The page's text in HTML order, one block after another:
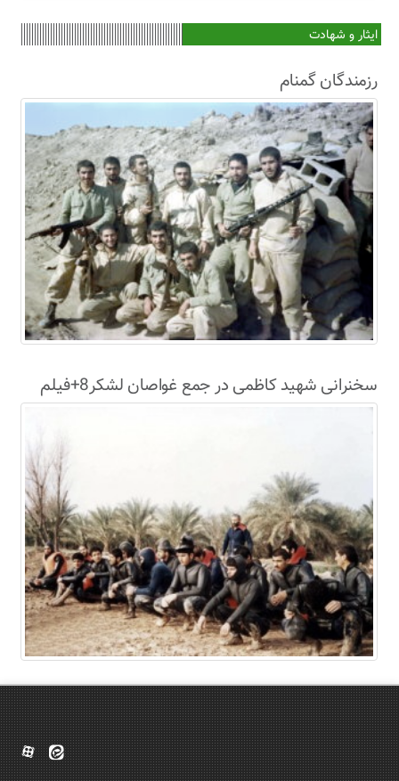
ایثار و شهادت
رزمندگان گمنام
سخنرانی شهید کاظمی در جمع غواصان لشکر8+فیلم